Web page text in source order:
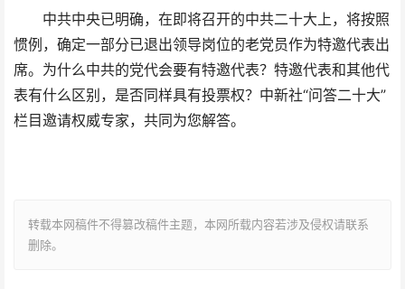
中共中央已明确，在即将召开的中共二十大上，将按照
惯例，确定一部分已退出领导岗位的老党员作为特邀代表出
席。为什么中共的党代会要有特邀代表？特邀代表和其他代
表有什么区别，是否同样具有投票权？中新社“问答二十大”
栏目邀请权威专家，共同为您解答。
转载本网稿件不得篡改稿件主题，本网所载内容若涉及侵权请联系
删除。